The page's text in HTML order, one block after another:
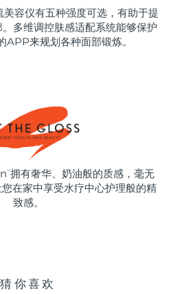
美容仪有五种强度可选，有助于提
多维调控肤感适配系统能够保护
APP来规划各种面部锻炼。
™ 拥有奢华、奶油般的质感，毫无
在家中享受水疗中心护理般的精
致感。
猜你喜欢